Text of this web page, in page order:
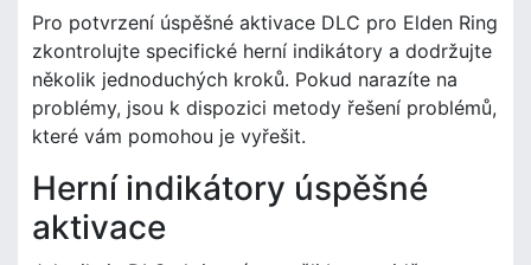
Pro potvrzení úspěšné aktivace DLC pro Elden Ring
zkontrolujte specifické herní indikátory a dodržujte
několik jednoduchých kroků. Pokud narazíte na
problémy, jsou k dispozici metody řešení problémů,
které vám pomohou je vyřešit.
Herní indikátory úspěšné
aktivace